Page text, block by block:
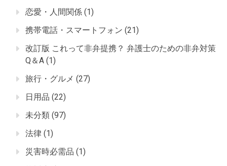
恋愛・人間関係 (1)
携帯電話・スマートフォン (21)
改訂版 これって非弁提携？ 弁護士のための非弁対策
Q＆A (1)
旅行・グルメ (27)
日用品 (22)
未分類 (97)
法律 (1)
災害時必需品 (1)